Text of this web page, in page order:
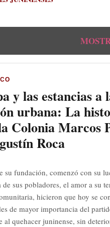
y las estancias a
urbana: La
Colonia Marcos
Roca
su fundación, comenzó con su
sus pobladores, el amor a su
hicieron que hoy se
de mayor importancia del
al quehacer juninense, sin